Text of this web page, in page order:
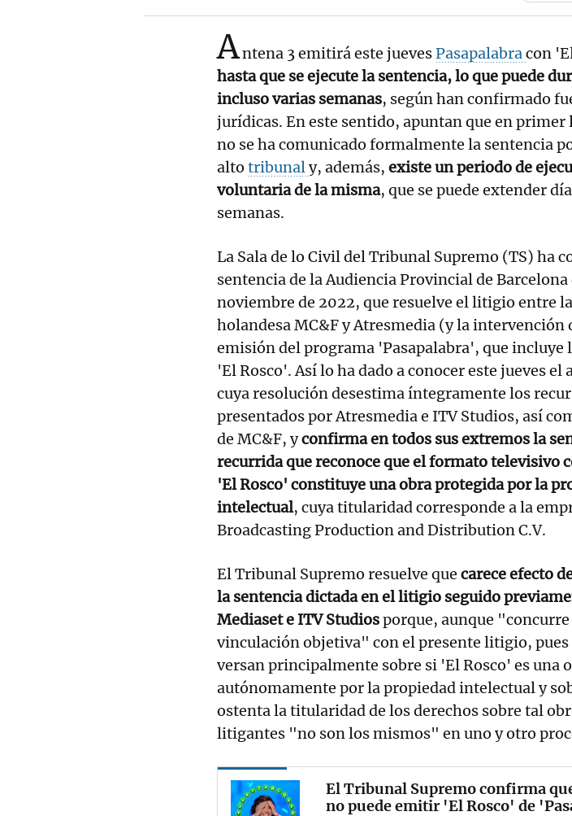
Antena 3 emitirá este juevesPasapalabracon
hasta que se ejecute la sentencia, lo que puede
incluso varias semanas, según han confirmado
jurídicas. En este sentido, apuntan que en primer
no se ha comunicado formalmente la sentencia
alto tribunaly, además, existe un periodo de
voluntaria de la misma, que se puede extender
semanas.
La Sala de lo Civil del Tribunal Supremo (TS) ha
sentencia de la Audiencia Provincial de Barcelona
noviembre de 2022, que resuelve el litigio entre
holandesa MC&F y Atresmedia (y la intervención
emisión del programa 'Pasapalabra', que incluye
'El Rosco'. Así lo ha dado a conocer este jueves
cuya resolución desestima íntegramente los
presentados por Atresmedia e ITV Studios, así
de MC&F, yconfirma en todos sus extremos la
recurrida que reconoce que el formato televisivo
'El Rosco' constituye una obra protegida por la
intelectual, cuya titularidad corresponde a la
Broadcasting Production and Distribution C.V.
El Tribunal Supremo resuelve que carece efecto
la sentencia dictada en el litigio seguido
Mediaset e ITV Studiosporque, aunque
vinculación objetiva" con el presente litigio,
versan principalmente sobre si 'El Rosco' es una
autónomamente por la propiedad intelectual y
ostenta la titularidad de los derechos sobre tal
litigantes "no son los mismos" en uno y otro
El Tribunal Supremo confirma
no puede emitir 'El Rosco' de